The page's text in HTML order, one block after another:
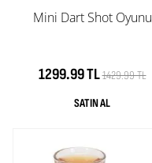
Mini Dart Shot Oyunu
1299.99 TL1429.99 TL